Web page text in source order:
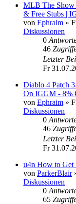
MLB The Show
& Free Stubs |
von Ephraim »
Diskussionen
0
46
Letzter
Fr
Diablo 4 Patch
On IGGM - 8%
von Ephraim »
Diskussionen
0
46
Letzter
Fr
u4n How to Get
von ParkerBlair
Diskussionen
0
65